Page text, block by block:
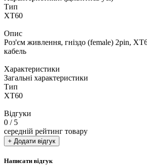
Тип
XT60
Опис
Роз'єм живлення, гніздо (female) 2pin,
кабель
Характеристики
Загальні характеристики
Тип
XT60
Відгуки
0 / 5
середній рейтинг товару
+ Додати відгук
Написати відгук